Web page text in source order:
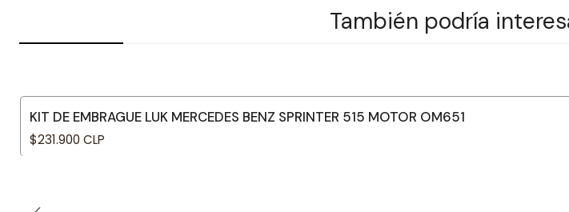
También podría
KIT DE EMBRAGUE LUK MERCEDES BENZ SPRINTER 515 MOTOR OM651
$231.900 CLP